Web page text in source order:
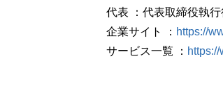
代表 ：代表取締役執
企業サイト ： https://
サービス一覧 ：